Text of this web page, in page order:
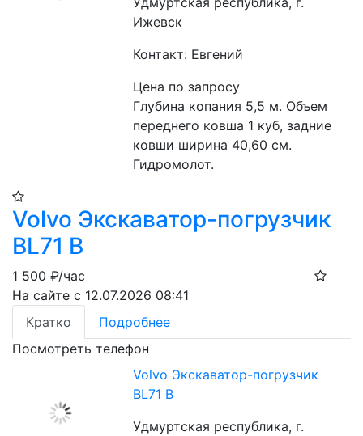
Ижевск
Контакт: Евгений
Цена по запросу
Глубина копания 5,5 м. Объем
переднего ковша 1 куб, задние
ковши ширина 40,60 см.
Гидромолот.
Volvo Экскаватор-погрузчик
BL71 B
1 500 ₽/час
На сайте с 12.07.2026 08:41
Кратко
Подробнее
Посмотреть телефон
Volvo Экскаватор-погрузчик
BL71 B
Удмуртская республика, г.